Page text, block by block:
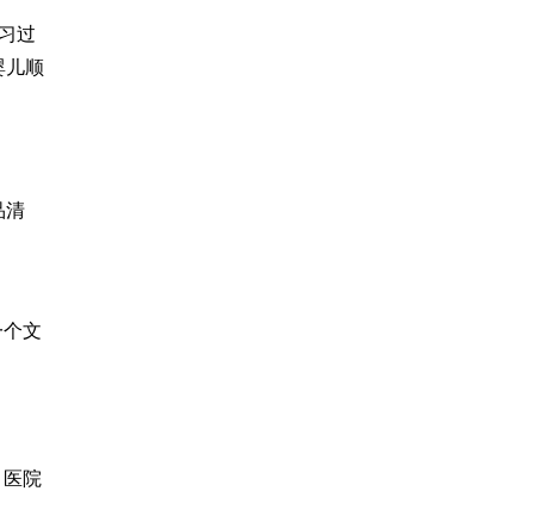
过
儿顺
清
文
院